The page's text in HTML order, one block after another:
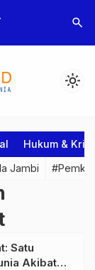
Polres
Dua
search
light_mode
Hukum &
Jambi
Satu
Akibat